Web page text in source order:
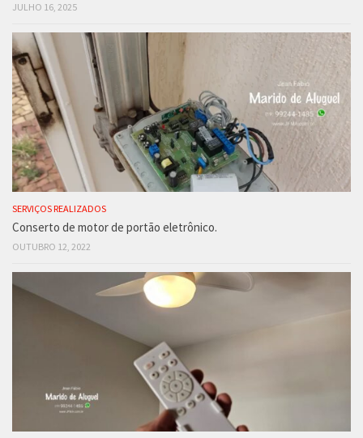
JULHO 16, 2025
SERVIÇOS REALIZADOS
Conserto de motor de portão eletrônico.
OUTUBRO 12, 2022